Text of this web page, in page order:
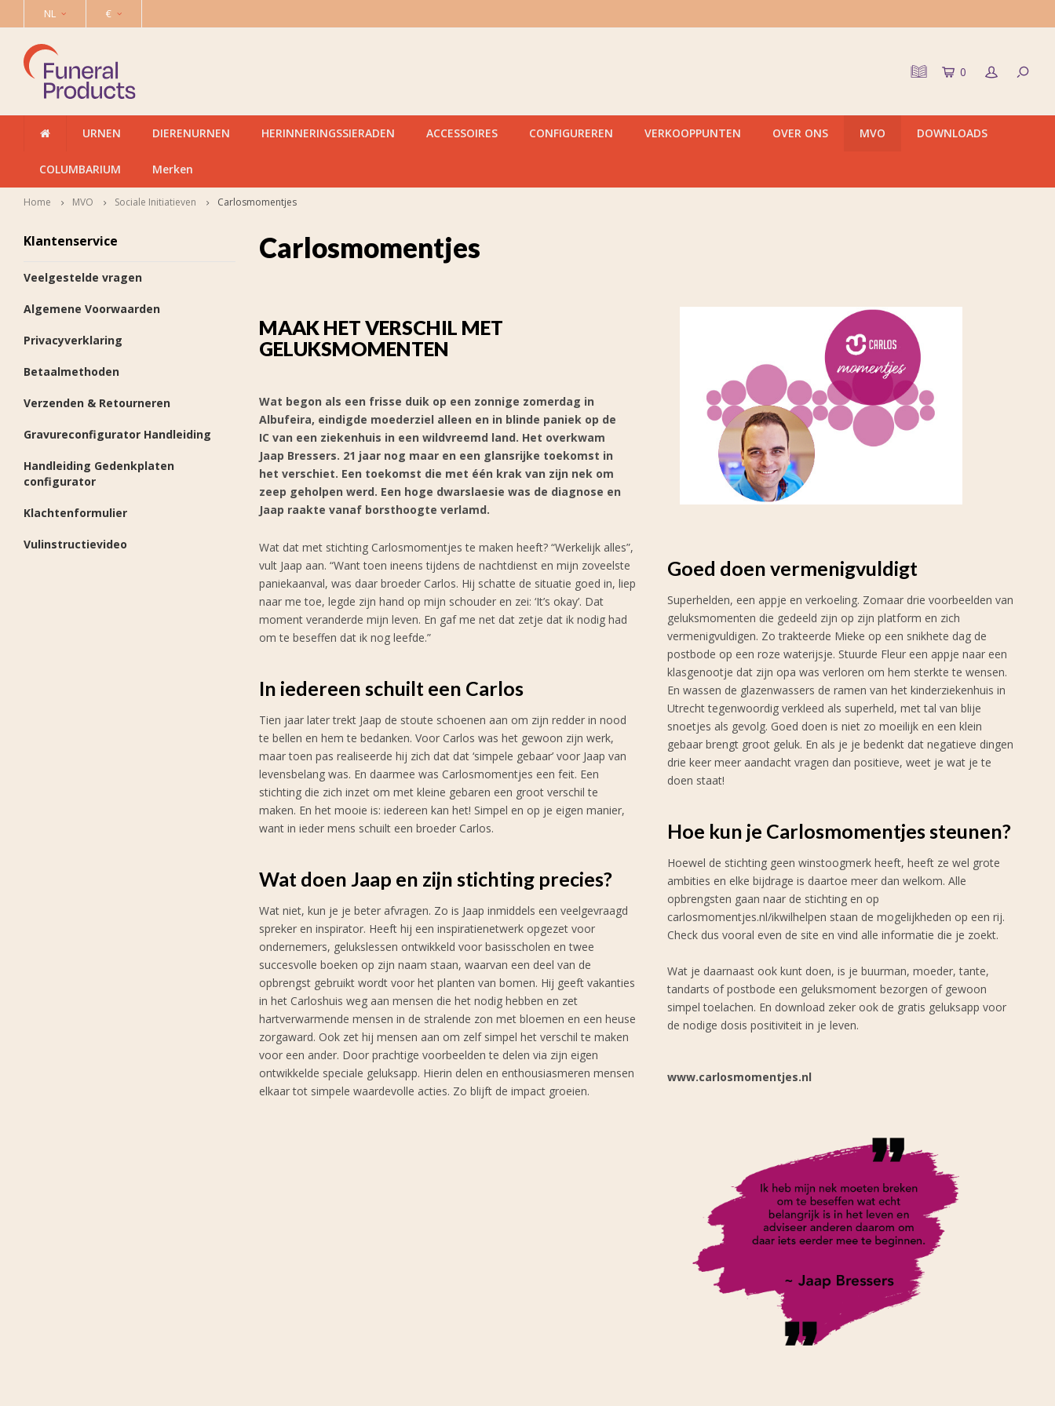
NL €
0
URNEN DIERENURNEN HERINNERINGSSIERADEN ACCESSOIRES CONFIGUREREN VERKOOPPUNTEN OVER ONS MVO DOWNLOADS
COLUMBARIUM Merken
Home MVO Sociale Initiatieven Carlosmomentjes
Klantenservice
Veelgestelde vragen
Algemene Voorwaarden
Privacyverklaring
Betaalmethoden
Verzenden & Retourneren
Gravureconfigurator Handleiding
Handleiding Gedenkplaten
configurator
Klachtenformulier
Vulinstructievideo
Carlosmomentjes
MAAK HET VERSCHIL MET
GELUKSMOMENTEN
Wat begon als een frisse duik op een zonnige zomerdag in
Albufeira, eindigde moederziel alleen en in blinde paniek op de
IC van een ziekenhuis in een wildvreemd land. Het overkwam
Jaap Bressers. 21 jaar nog maar en een glansrijke toekomst in
het verschiet. Een toekomst die met één krak van zijn nek om
zeep geholpen werd. Een hoge dwarslaesie was de diagnose en
Jaap raakte vanaf borsthoogte verlamd.
Wat dat met stichting Carlosmomentjes te maken heeft? “Werkelijk alles”,
vult Jaap aan. “Want toen ineens tijdens de nachtdienst en mijn zoveelste
paniekaanval, was daar broeder Carlos. Hij schatte de situatie goed in, liep
naar me toe, legde zijn hand op mijn schouder en zei: ‘It’s okay’. Dat
moment veranderde mijn leven. En gaf me net dat zetje dat ik nodig had
om te beseffen dat ik nog leefde.”
In iedereen schuilt een Carlos
Tien jaar later trekt Jaap de stoute schoenen aan om zijn redder in nood
te bellen en hem te bedanken. Voor Carlos was het gewoon zijn werk,
maar toen pas realiseerde hij zich dat dat ‘simpele gebaar’ voor Jaap van
levensbelang was. En daarmee was Carlosmomentjes een feit. Een
stichting die zich inzet om met kleine gebaren een groot verschil te
maken. En het mooie is: iedereen kan het! Simpel en op je eigen manier,
want in ieder mens schuilt een broeder Carlos.
Wat doen Jaap en zijn stichting precies?
Wat niet, kun je je beter afvragen. Zo is Jaap inmiddels een veelgevraagd
spreker en inspirator. Heeft hij een inspiratienetwerk opgezet voor
ondernemers, gelukslessen ontwikkeld voor basisscholen en twee
succesvolle boeken op zijn naam staan, waarvan een deel van de
opbrengst gebruikt wordt voor het planten van bomen. Hij geeft vakanties
in het Carloshuis weg aan mensen die het nodig hebben en zet
hartverwarmende mensen in de stralende zon met bloemen en een heuse
zorgaward. Ook zet hij mensen aan om zelf simpel het verschil te maken
voor een ander. Door prachtige voorbeelden te delen via zijn eigen
ontwikkelde speciale geluksapp. Hierin delen en enthousiasmeren mensen
elkaar tot simpele waardevolle acties. Zo blijft de impact groeien.
Goed doen vermenigvuldigt
Superhelden, een appje en verkoeling. Zomaar drie voorbeelden van
geluksmomenten die gedeeld zijn op zijn platform en zich
vermenigvuldigen. Zo trakteerde Mieke op een snikhete dag de
postbode op een roze waterijsje. Stuurde Fleur een appje naar een
klasgenootje dat zijn opa was verloren om hem sterkte te wensen.
En wassen de glazenwassers de ramen van het kinderziekenhuis in
Utrecht tegenwoordig verkleed als superheld, met tal van blije
snoetjes als gevolg. Goed doen is niet zo moeilijk en een klein
gebaar brengt groot geluk. En als je je bedenkt dat negatieve dingen
drie keer meer aandacht vragen dan positieve, weet je wat je te
doen staat!
Hoe kun je Carlosmomentjes steunen?
Hoewel de stichting geen winstoogmerk heeft, heeft ze wel grote
ambities en elke bijdrage is daartoe meer dan welkom. Alle
opbrengsten gaan naar de stichting en op
carlosmomentjes.nl/ikwilhelpen staan de mogelijkheden op een rij.
Check dus vooral even de site en vind alle informatie die je zoekt.
Wat je daarnaast ook kunt doen, is je buurman, moeder, tante,
tandarts of postbode een geluksmoment bezorgen of gewoon
simpel toelachen. En download zeker ook de gratis geluksapp voor
de nodige dosis positiviteit in je leven.
www.carlosmomentjes.nl